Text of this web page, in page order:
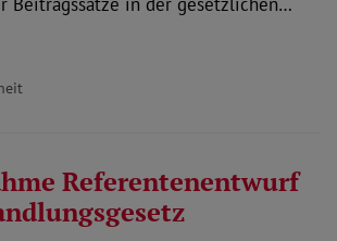
Referentenentwurf